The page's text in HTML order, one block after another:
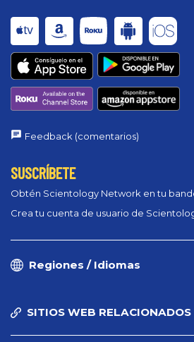
Feedback (comentarios)
SUSCRÍBETE
Obtén Scientology Network en tu
Crea tu cuenta de usuario de
Regiones / Idiomas
SITIOS WEB RELACIONADOS